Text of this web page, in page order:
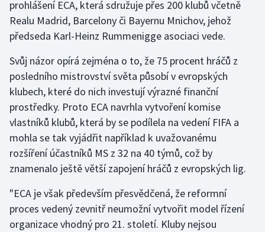
Golf
Gymnastika
Házená
Jezdectví
Judo
Krasobruslení
Lezení
Lyže a snowboard
prohlášení ECA, která sdružuje přes 200 klubů včetně
Realu Madrid, Barcelony či Bayernu Mnichov, jehož
předseda Karl-Heinz Rummenigge asociaci vede.
Svůj názor opírá zejména o to, že 75 procent hráčů z
posledního mistrovství světa působí v evropských
klubech, které do nich investují výrazné finanční
prostředky. Proto ECA navrhla vytvoření komise
vlastníků klubů, která by se podílela na vedení FIFA a
mohla se tak vyjádřit například k uvažovanému
rozšíření účastníků MS z 32 na 40 týmů, což by
znamenalo ještě větší zapojení hráčů z evropských lig.
"ECA je však především přesvědčená, že reformní
proces vedený zevnitř neumožní vytvořit model řízení
organizace vhodný pro 21. století. Kluby nejsou